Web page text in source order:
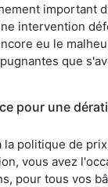
important
intervention
eu le
que
pour une
la politique de
vous avez
pour tous vos